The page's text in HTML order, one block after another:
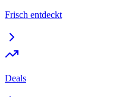
Frisch entdeckt
Deals